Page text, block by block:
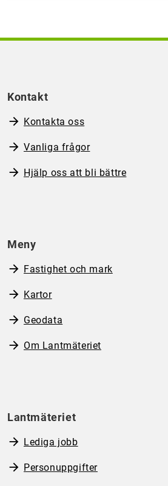
Kontakt
Kontakta oss
Vanliga frågor
Hjälp oss att bli bättre
Meny
Fastighet och mark
Kartor
Geodata
Om Lantmäteriet
Lantmäteriet
Lediga jobb
Personuppgifter